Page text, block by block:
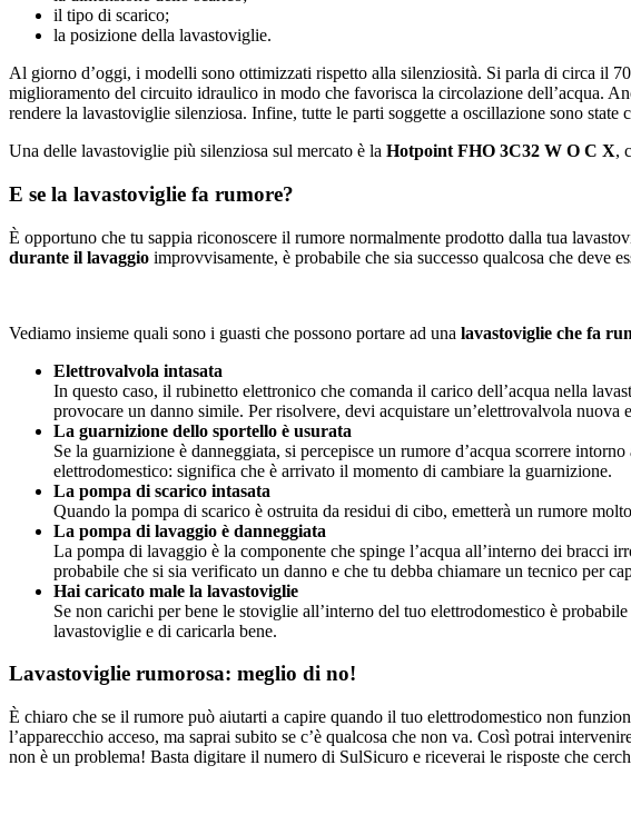
il tipo di scarico;
la posizione della lavastoviglie.
Al giorno d’oggi, i modelli sono ottimizzati rispetto alla silenziosità. Si parla di circa il
miglioramento del circuito idraulico in modo che favorisca la circolazione dell’acqua.
rendere la lavastoviglie silenziosa. Infine, tutte le parti soggette a oscillazione sono
Una delle lavastoviglie più silenziosa sul mercato è la Hotpoint FHO 3C32 W O C X,
E se la lavastoviglie fa rumore?
È opportuno che tu sappia riconoscere il rumore normalmente prodotto dalla tua
durante il lavaggio improvvisamente, è probabile che sia successo qualcosa che deve
Vediamo insieme quali sono i guasti che possono portare ad una lavastoviglie che fa
Elettrovalvola intasata
In questo caso, il rubinetto elettronico che comanda il carico dell’acqua nella
provocare un danno simile. Per risolvere, devi acquistare un’elettrovalvola
La guarnizione dello sportello è usurata
Se la guarnizione è danneggiata, si percepisce un rumore d’acqua scorrere
elettrodomestico: significa che è arrivato il momento di cambiare la guarnizione.
La pompa di scarico intasata
Quando la pompa di scarico è ostruita da residui di cibo, emetterà un rumore
La pompa di lavaggio è danneggiata
La pompa di lavaggio è la componente che spinge l’acqua all’interno dei bracci
probabile che si sia verificato un danno e che tu debba chiamare un tecnico per
Hai caricato male la lavastoviglie
Se non carichi per bene le stoviglie all’interno del tuo elettrodomestico è
lavastoviglie e di caricarla bene.
Lavastoviglie rumorosa: meglio di no!
È chiaro che se il rumore può aiutarti a capire quando il tuo elettrodomestico non
l’apparecchio acceso, ma saprai subito se c’è qualcosa che non va. Così potrai
non è un problema! Basta digitare il numero di SulSicuro e riceverai le risposte che